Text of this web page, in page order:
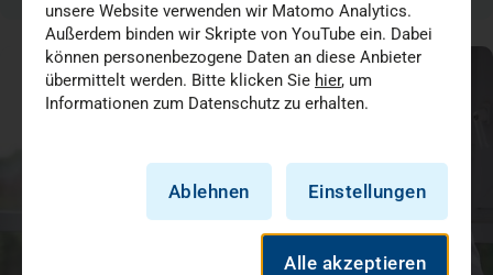
unsere Website verwenden wir Matomo Analytics.
Außerdem binden wir Skripte von YouTube ein. Dabei
können personenbezogene Daten an diese Anbieter
übermittelt werden. Bitte klicken Sie hier, um
Informationen zum Datenschutz zu erhalten.
Ablehnen Einstellungen
Alle akzeptieren